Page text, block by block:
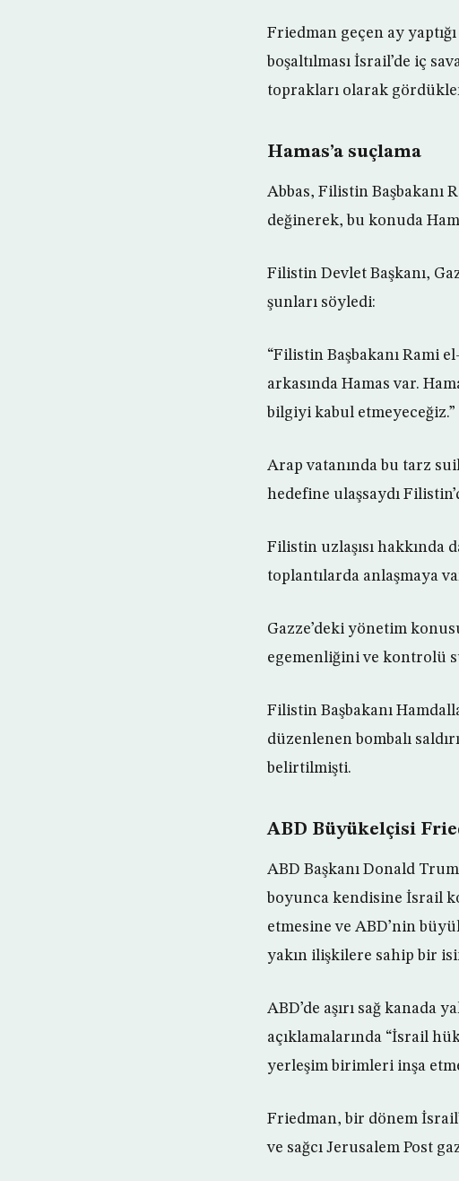
Friedman geçen ay
boşaltılması İsrail’de iç
toprakları olarak
Hamas’a suçlama
Abbas, Filistin Başbakanı
değinerek, bu konuda
Filistin Devlet Başkanı,
şunları söyledi:
“Filistin Başbakanı Rami
arkasında Hamas var.
bilgiyi kabul etmeyeceğiz.”
Arap vatanında bu tarz
hedefine ulaşsaydı
Filistin uzlaşısı hakkında
toplantılarda anlaşmaya
Gazze’deki yönetim
egemenliğini ve kontrolü
Filistin Başbakanı
düzenlenen bombalı
belirtilmişti.
ABD Büyükelçisi
ABD Başkanı Donald
boyunca kendisine İsrail
etmesine ve ABD’nin
yakın ilişkilere sahip bir
ABD’de aşırı sağ kanada
açıklamalarında “İsrail
yerleşim birimleri inşa
Friedman, bir dönem
ve sağcı Jerusalem Post